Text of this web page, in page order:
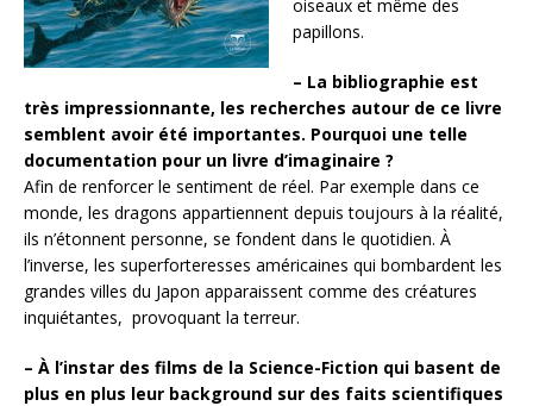
oiseaux et même des
papillons.
– La bibliographie est
très impressionnante, les recherches autour de ce livre
semblent avoir été importantes. Pourquoi une telle
documentation pour un livre d’imaginaire ?
Afin de renforcer le sentiment de réel. Par exemple dans ce
monde, les dragons appartiennent depuis toujours à la réalité,
ils n’étonnent personne, se fondent dans le quotidien. À
l’inverse, les superforteresses américaines qui bombardent les
grandes villes du Japon apparaissent comme des créatures
inquiétantes, provoquant la terreur.
– À l’instar des films de la Science-Fiction qui basent de
plus en plus leur background sur des faits scientifiques